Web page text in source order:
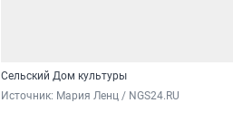
Сельский Дом культуры
Источник: Мария Ленц / NGS24.RU